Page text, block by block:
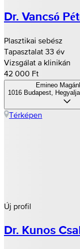
Dr. Vancsó
Plasztikai sebész
Tapasztalat 33 év
Vizsgálat a klinikán
42 000 Ft
Emineo
1016 Budapest,
Térképen
Új profil
Dr. Kunos